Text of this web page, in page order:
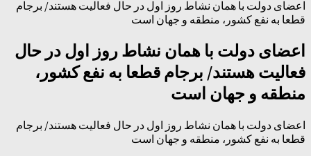
اعضای دولت با همان نشاط روز اول در حال فعالیت هستند/ برجام
قطعا به نفع کشور، منطقه و جهان است
اعضای دولت با همان نشاط روز اول در حال
فعالیت هستند/ برجام قطعا به نفع کشور،
منطقه و جهان است
اعضای دولت با همان نشاط روز اول در حال فعالیت هستند/ برجام
قطعا به نفع کشور، منطقه و جهان است